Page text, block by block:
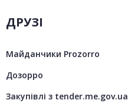
ДРУЗІ
Майданчики Prozorro
Дозорро
Закупівлі з tender.me.gov.ua